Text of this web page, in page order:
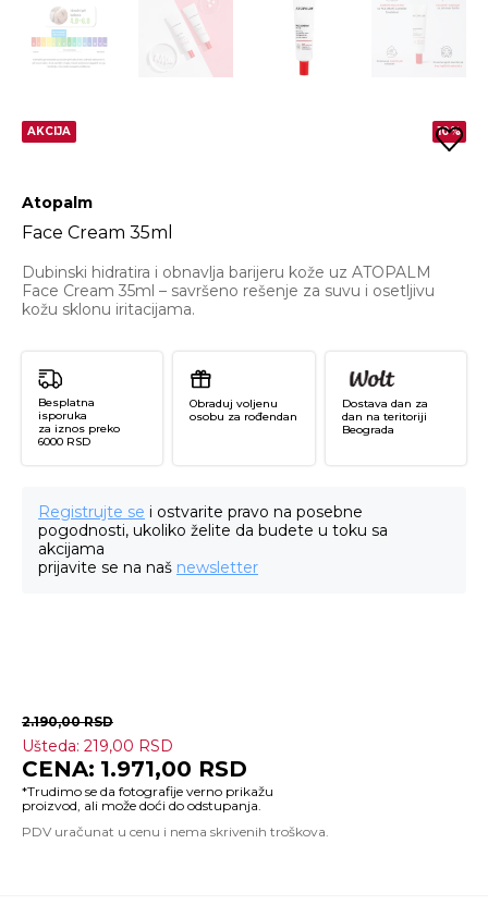
AKCIJA 10%
Atopalm
Face Cream 35ml
Dubinski hidratira i obnavlja barijeru kože uz ATOPALM
Face Cream 35ml – savršeno rešenje za suvu i osetljivu
kožu sklonu iritacijama.
Besplatna
isporuka
za iznos preko
6000 RSD
Obraduj voljenu
osobu za rođendan
Dostava dan za
dan na teritoriji
Beograda
Registrujte se i ostvarite pravo na posebne
pogodnosti, ukoliko želite da budete u toku sa
akcijama
prijavite se na naš newsletter
2.190,00RSD
Ušteda: 219,00 RSD
1.971,00 RSD